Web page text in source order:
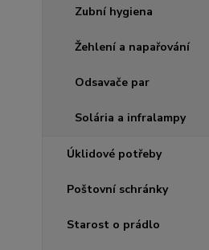
Zubní hygiena
Žehlení a napařování
Odsavače par
Solária a infralampy
Úklidové potřeby
Poštovní schránky
Starost o prádlo